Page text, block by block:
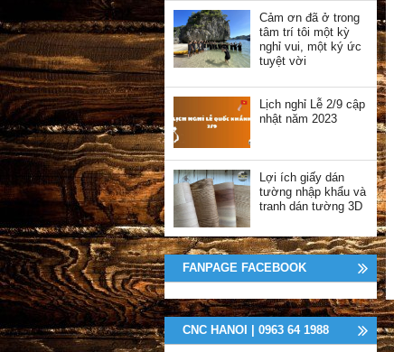
Cảm ơn đã ở trong
tâm trí tôi một kỳ
nghỉ vui, một ký ức
tuyệt vời
Lịch nghỉ Lễ 2/9 cập
nhật năm 2023
Lợi ích giấy dán
tường nhập khẩu và
tranh dán tường 3D
FANPAGE FACEBOOK
CNC HANOI | 0963 64 1988